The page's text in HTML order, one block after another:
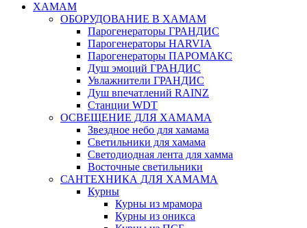
ХАМАМ
ОБОРУДОВАНИЕ В ХАМАМ
Парогенераторы ГРАНДИС
Парогенераторы HARVIA
Парогенераторы ПАРОМАКС
Душ эмоций ГРАНДИС
Увлажнители ГРАНДИС
Душ впечатлений RAINZ
Станции WDT
ОСВЕЩЕНИЕ ДЛЯ ХАМАМА
Звездное небо для хамама
Светильники для хамама
Светодиодная лента для хамма
Восточные светильники
САНТЕХНИКА ДЛЯ ХАМАМА
Курны
Курны из мрамора
Курны из оникса